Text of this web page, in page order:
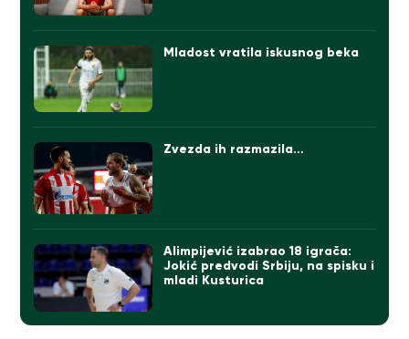
Mladost vratila iskusnog beka
Zvezda ih razmazila…
Alimpijević izabrao 18 igrača:
Jokić predvodi Srbiju, na spisku i
mladi Kusturica